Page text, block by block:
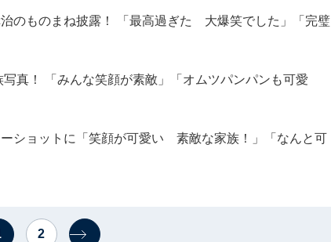
のものまね披露！ 「最高過ぎた 大爆笑でした」「完璧
真！ 「みんな笑顔が素敵」「オムツパンパンも可愛
ショットに「笑顔が可愛い 素敵な家族！」「なんと可
2